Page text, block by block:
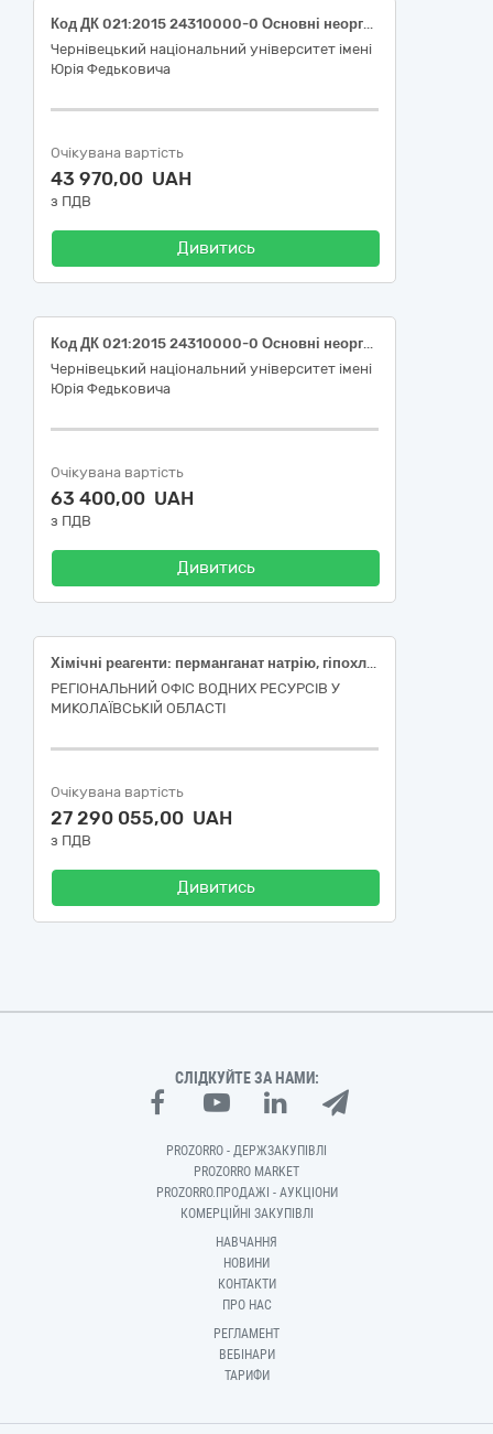
Код ДК 021:2015 24310000-0 Основні неорганічні хімічні речовини (неорганічні хімічні речовини різні)
Чернівецький національний університет імені
Юрія Федьковича
Очікувана вартість
43 970,00 UAH
з ПДВ
Дивитись
Код ДК 021:2015 24310000-0 Основні неорганічні хімічні речовини (Германій)
Чернівецький національний університет імені
Юрія Федьковича
Очікувана вартість
63 400,00 UAH
з ПДВ
Дивитись
Хімічні реагенти: перманганат натрію, гіпохлорит натрію марки А, сірчана кислота, коагулянт (поліоксихлорид алюмінію) (ДК 021:2015 – 24310000-0 - Основні неорганічні хімічні речовини)
РЕГІОНАЛЬНИЙ ОФІС ВОДНИХ РЕСУРСІВ У
МИКОЛАЇВСЬКІЙ ОБЛАСТІ
Очікувана вартість
27 290 055,00 UAH
з ПДВ
Дивитись
СЛІДКУЙТЕ ЗА НАМИ:
PROZORRO - ДЕРЖЗАКУПІВЛІ
PROZORRO MARKET
PROZORRO.ПРОДАЖІ - АУКЦІОНИ
КОМЕРЦІЙНІ ЗАКУПІВЛІ
НАВЧАННЯ
НОВИНИ
КОНТАКТИ
ПРО НАС
РЕГЛАМЕНТ
ВЕБІНАРИ
ТАРИФИ